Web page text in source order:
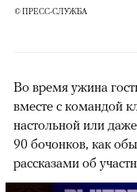
© ПРЕСС-СЛУЖБА
Во время ужина
вместе с командой
настольной или
90 бочонков, как
рассказами об